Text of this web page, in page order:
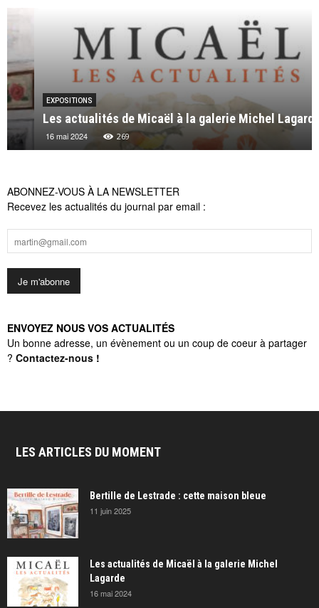
EXPOSITIONS
Les actualités de Micaël à la galerie Michel Lagarde
16 mai 2024
ABONNEZ-VOUS À LA NEWSLETTER
Recevez les actualités du journal par email :
ENVOYEZ NOUS VOS ACTUALITÉS
Un bonne adresse, un évènement ou un coup de coeur à partager
? Contactez-nous !
LES ARTICLES DU MOMENT
Bertille de Lestrade : cette maison bleue
11 juin 2025
Les actualités de Micaël à la galerie Michel
Lagarde
16 mai 2024